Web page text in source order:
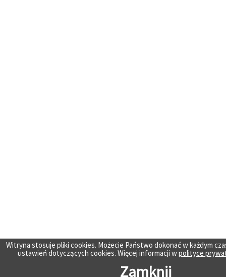
Witryna stosuje pliki cookies. Możecie Państwo dokonać w każdym
ustawień dotyczących cookies. Więcej informacji wpolityce
Zamknij